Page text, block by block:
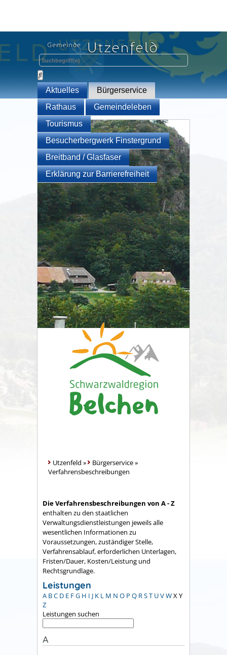
Aktuelles
Bürgerservice
Rathaus
Gemeindeleben
Tourismus
Besucherbergwerk Finstergrund
Breitband / Glasfaser
Erklärung zur Barrierefreiheit
Utzenfeld » Bürgerservice»
Verfahrensbeschreibungen
Die Verfahrensbeschreibungen von A - Z
enthalten zu den staatlichen
Verwaltungsdienstleistungen jeweils alle
wesentlichen Informationen zu
Voraussetzungen, zuständiger Stelle,
Verfahrensablauf, erforderlichen Unterlagen,
Fristen/Dauer, Kosten/Leistung und
Rechtsgrundlage.
Leistungen
A BC D E FG H I J K L M N O P Q RST UVWXY
Z
Leistungen suchen
A